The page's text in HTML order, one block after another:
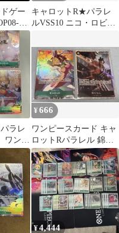
ゲー
キャロットR★パラレ
ルVSS10 ニコ・ロビン
ラレ
ンピ
¥666
ワンピースカード キャ
ロットRパラレル 錦え
もんSR
¥4,444